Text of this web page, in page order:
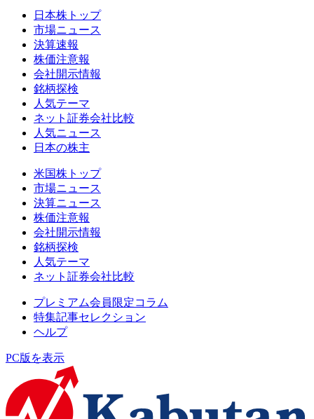
日本株トップ
市場ニュース
決算速報
株価注意報
会社開示情報
銘柄探検
人気テーマ
ネット証券会社比較
人気ニュース
日本の株主
米国株トップ
市場ニュース
決算ニュース
株価注意報
会社開示情報
銘柄探検
人気テーマ
ネット証券会社比較
プレミアム会員限定コラム
特集記事セレクション
ヘルプ
PC版を表示